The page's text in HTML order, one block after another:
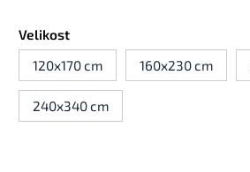
Velikost
120x170 cm
160x230 cm
240x340 cm